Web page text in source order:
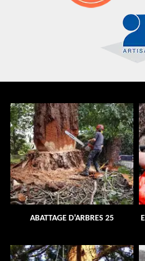
ABATTAGE D'ARBRES 25